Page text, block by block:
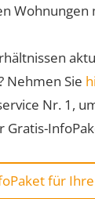
Nehmen Sie
Nr. 1,
Gratis-
für